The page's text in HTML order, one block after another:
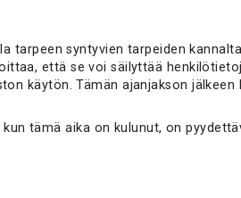
syntyvien tarpeiden
että se voi säilyttää
käytön. Tämän ajanjakson
tämä aika on kulunut, on